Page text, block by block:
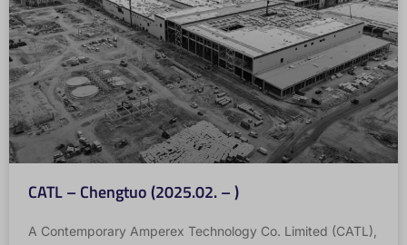
CATL – Chengtuo (2025.02. – )
A Contemporary Amperex Technology Co. Limited (CATL),